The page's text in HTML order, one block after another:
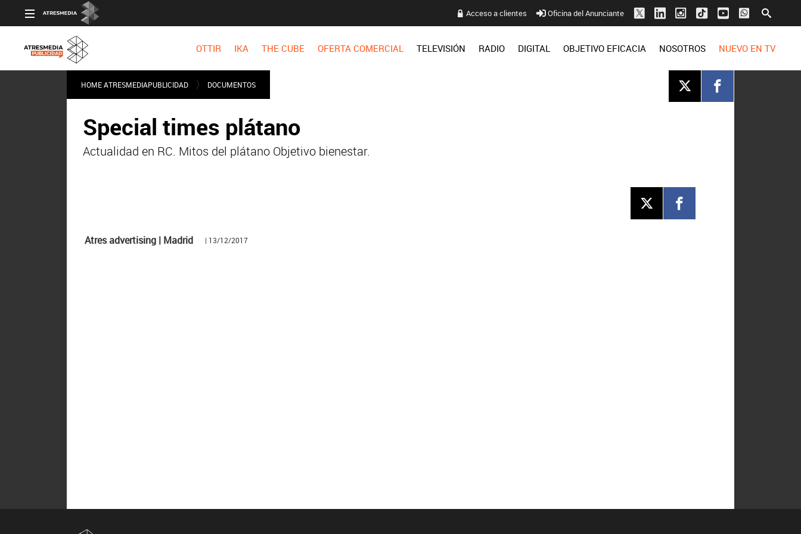
Acceso a clientes Oficina del Anunciante
OTTIR IKA THE CUBE OFERTA COMERCIAL TELEVISIÓN RADIO DIGITAL OBJETIVO EFICACIA NOSOTROS NUEVO EN TV
HOME ATRESMEDIAPUBLICIDAD DOCUMENTOS
Special times plátano
Actualidad en RC. Mitos del plátano Objetivo bienestar.
Atres advertising | Madrid | 13/12/2017